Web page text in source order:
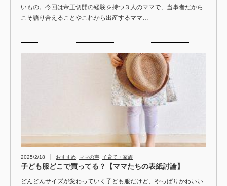
いもの。今回は帝王切開の経験を持つ３人のママで、当事者だから
こそ語り合えることやこれから出産するママ…
2025/2/18 おすすめ, ママの声, 子育て・家族
子ども服どこで買ってる？【ママたちの表紙討論】
どんどんサイズが変わっていく子ども服だけど、やっぱりかわいい